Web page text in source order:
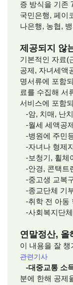
증 방식을 기존
국민은행, 페이
나은행, 농협,
제공되지 않
기본적인 자료(
공제, 자녀세액
명서류에 포함
료를 수집해 서
서비스에 포함
-암, 치매, 난
-월세 세액공제
-병원에 주민
-자녀나 형제
-보청기, 휠체
-안경, 콘택트
-중고생 교복
-종교단체 기
-취학 전 아동
-사회복지단
연말정산, 올
이 내용을 잘
관련기사
-대중교통 소
분에 한해 공제